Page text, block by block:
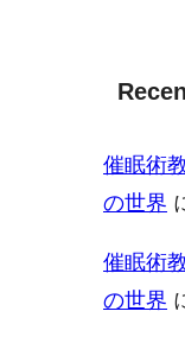
催眠術
の世界
催眠術
の世界